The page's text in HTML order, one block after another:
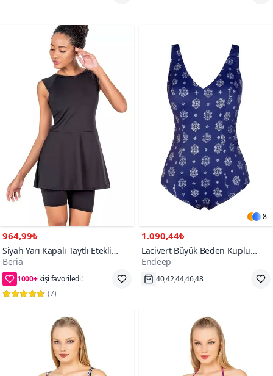
964,99₺
Siyah Yarı Kapalı Taytlı Etekli
Mayo
Beria1000+
38,40,42,44,46
(7)
8
1.090,44₺
Lacivert Büyük Beden Kuplu
Desenli Toparlayıcı Mayo
Endeep
Hızlı Kargo